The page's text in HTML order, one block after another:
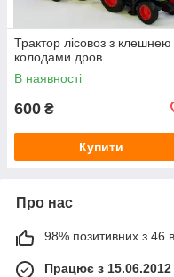
Трактор лісовоз з клешнею
колодами дров
В наявності
600 ₴
Купити
Про нас
98% позитивних з 46
Працює з 15.06.2012